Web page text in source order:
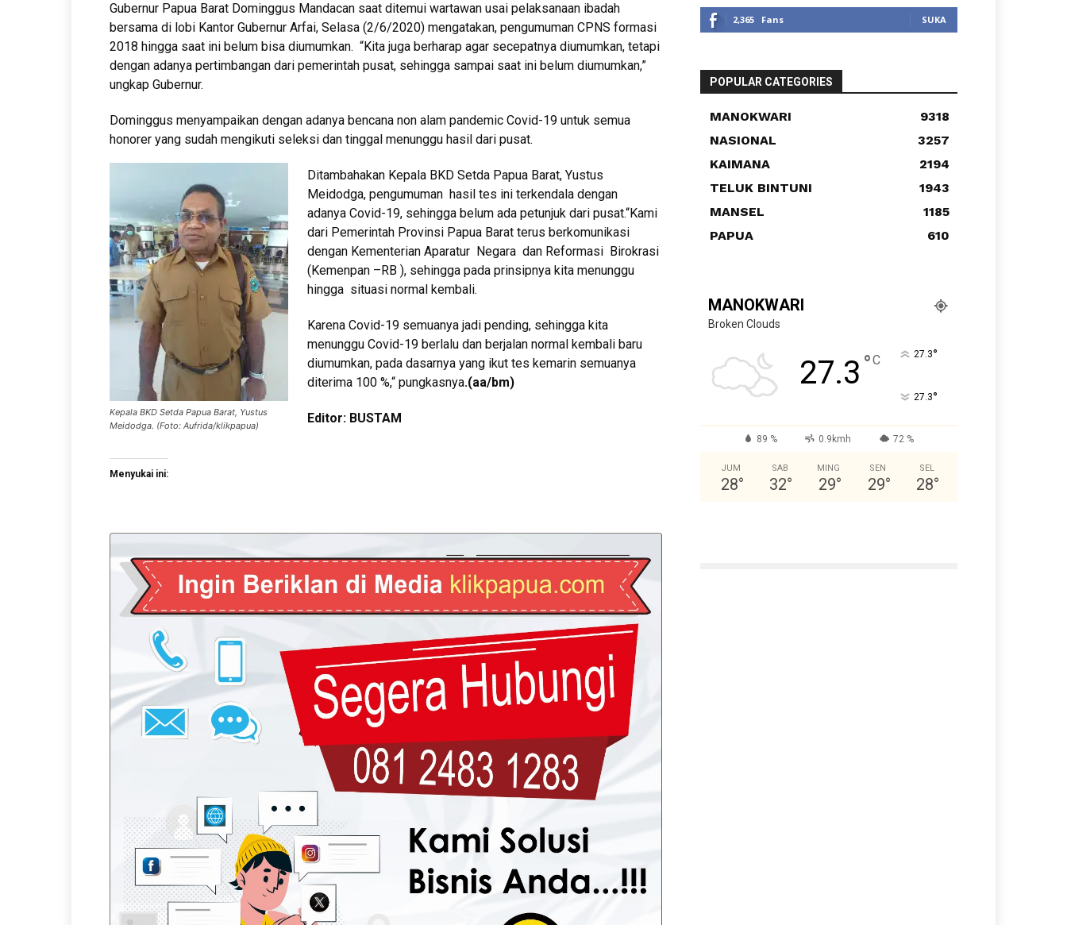
Gubernur Papua Barat Dominggus Mandacan saat ditemui wartawan usai pelaksanaan ibadah
bersama di lobi Kantor Gubernur Arfai, Selasa (2/6/2020) mengatakan, pengumuman CPNS formasi
2018 hingga saat ini belum bisa diumumkan. “Kita juga berharap agar secepatnya diumumkan, tetapi
dengan adanya pertimbangan dari pemerintah pusat, sehingga sampai saat ini belum diumumkan,”
ungkap Gubernur.
Dominggus menyampaikan dengan adanya bencana non alam pandemic Covid-19 untuk semua
honorer yang sudah mengikuti seleksi dan tinggal menunggu hasil dari pusat.
Kepala BKD Setda Papua Barat, Yustus
Meidodga. (Foto: Aufrida/klikpapua)
Ditambahakan Kepala BKD Setda Papua Barat, Yustus
Meidodga, pengumuman hasil tes ini terkendala dengan
adanya Covid-19, sehingga belum ada petunjuk dari pusat.“Kami
dari Pemerintah Provinsi Papua Barat terus berkomunikasi
dengan Kementerian Aparatur Negara dan Reformasi Birokrasi
(Kemenpan –RB ), sehingga pada prinsipnya kita menunggu
hingga situasi normal kembali.
Karena Covid-19 semuanya jadi pending, sehingga kita
menunggu Covid-19 berlalu dan berjalan normal kembali baru
diumumkan, pada dasarnya yang ikut tes kemarin semuanya
diterima 100 %,“ pungkasnya.(aa/bm)
Editor: BUSTAM
Menyukai ini:
2,365 Fans SUKA
POPULAR CATEGORIES
MANOKWARI
9318
NASIONAL
3257
KAIMANA
2194
TELUK BINTUNI
1943
MANSEL
1185
PAPUA
610
MANOKWARI
Broken Clouds
27.3 °C 27.3°
27.3°
89 % 0.9kmh 72 %
JUM
28°
SAB
32°
MING
29°
SEN
29°
SEL
28°